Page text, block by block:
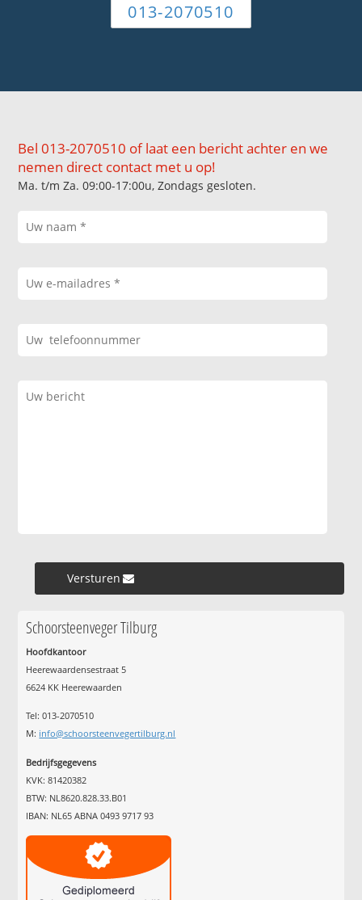
013-2070510
Bel 013-2070510 of laat een bericht achter en we
nemen direct contact met u op!
Ma. t/m Za. 09:00-17:00u, Zondags gesloten.
Versturen »
Schoorsteenveger Tilburg
Hoofdkantoor
Heerewaardensestraat 5
6624 KK Heerewaarden
Tel: 013-2070510
M: info@schoorsteenvegertilburg.nl
Bedrijfsgegevens
KVK: 81420382
BTW: NL8620.828.33.B01
IBAN: NL65 ABNA 0493 9717 93